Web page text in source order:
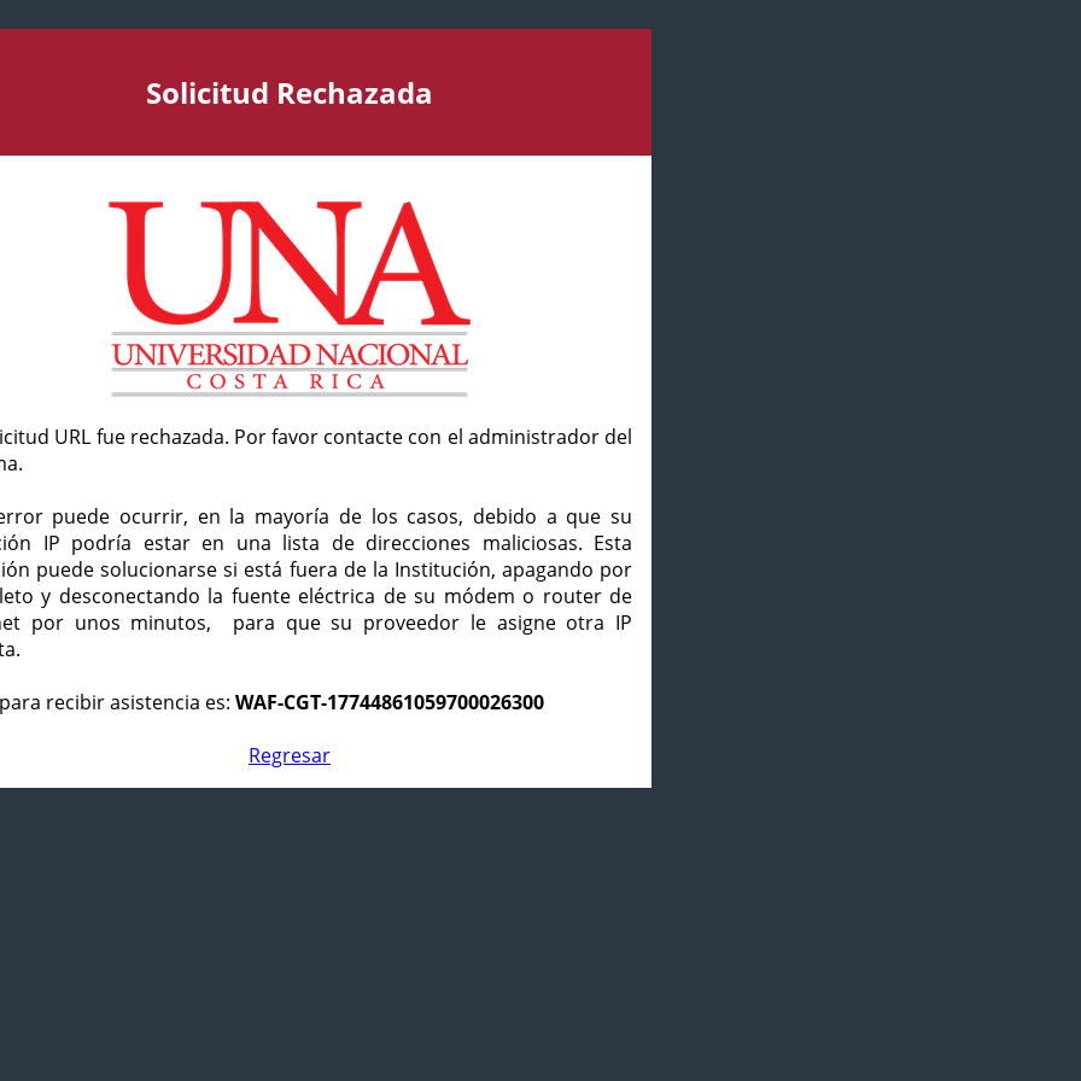
Solicitud Rechazada
URL fue rechazada. Por favor contacte con el administrador del
puede ocurrir, en la mayoría de los casos, debido a que su
IP podría estar en una lista de direcciones maliciosas. Esta
puede solucionarse si está fuera de la Institución, apagando por
y desconectando la fuente eléctrica de su módem o router de
por unos minutos, para que su proveedor le asigne otra IP
recibir asistencia es: WAF-CGT-17744861059700026300
Regresar